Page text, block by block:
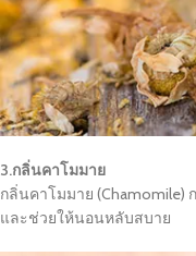
3.กลิ่นคาโมมาย
กลิ่นคาโมมาย (Chamomile)
และช่วยให้นอนหลับสบาย